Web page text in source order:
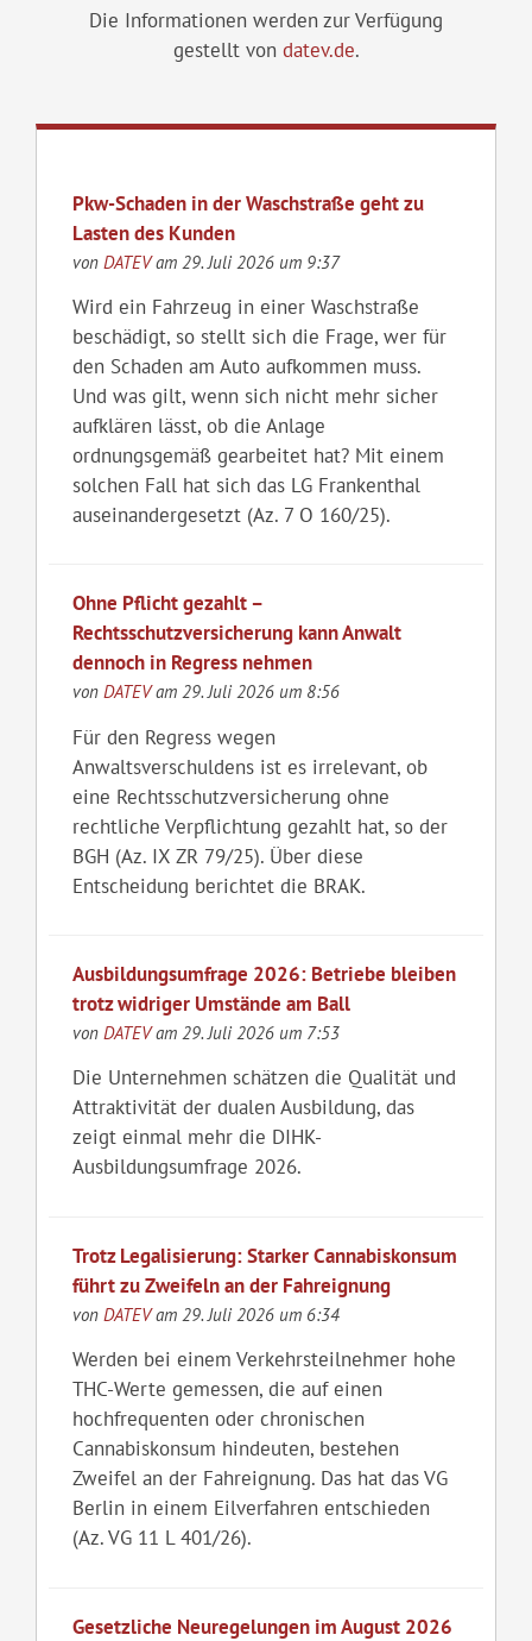
Die Informationen werden zur Verfügung
gestellt von datev.de.
Pkw-Schaden in der Waschstraße geht zu
Lasten des Kunden
von DATEVam 29. Juli 2026 um 9:37
Wird ein Fahrzeug in einer Waschstraße
beschädigt, so stellt sich die Frage, wer für
den Schaden am Auto aufkommen muss.
Und was gilt, wenn sich nicht mehr sicher
aufklären lässt, ob die Anlage
ordnungsgemäß gearbeitet hat? Mit einem
solchen Fall hat sich das LG Frankenthal
auseinandergesetzt (Az. 7 O 160/25).
Ohne Pflicht gezahlt –
Rechtsschutzversicherung kann Anwalt
dennoch in Regress nehmen
von DATEVam 29. Juli 2026 um 8:56
Für den Regress wegen
Anwaltsverschuldens ist es irrelevant, ob
eine Rechtsschutzversicherung ohne
rechtliche Verpflichtung gezahlt hat, so der
BGH (Az. IX ZR 79/25). Über diese
Entscheidung berichtet die BRAK.
Ausbildungsumfrage 2026: Betriebe bleiben
trotz widriger Umstände am Ball
von DATEVam 29. Juli 2026 um 7:53
Die Unternehmen schätzen die Qualität und
Attraktivität der dualen Ausbildung, das
zeigt einmal mehr die DIHK-
Ausbildungsumfrage 2026.
Trotz Legalisierung: Starker Cannabiskonsum
führt zu Zweifeln an der Fahreignung
von DATEVam 29. Juli 2026 um 6:34
Werden bei einem Verkehrsteilnehmer hohe
THC-Werte gemessen, die auf einen
hochfrequenten oder chronischen
Cannabiskonsum hindeuten, bestehen
Zweifel an der Fahreignung. Das hat das VG
Berlin in einem Eilverfahren entschieden
(Az. VG 11 L 401/26).
Gesetzliche Neuregelungen im August 2026